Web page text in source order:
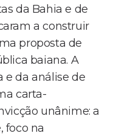
da Bahia e de
a construir
proposta de
baiana. A
e da análise de
carta-
unânime: a
foco na